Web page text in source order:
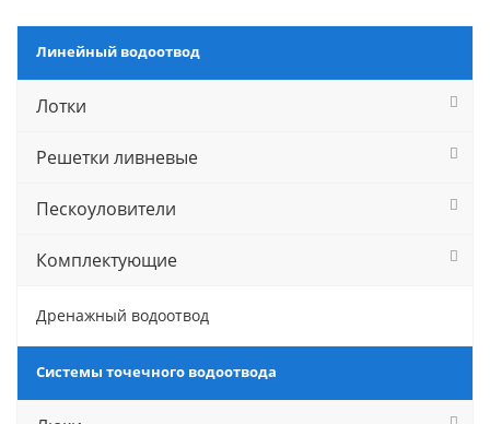
Линейный водоотвод
Лотки
Решетки ливневые
Пескоуловители
Комплектующие
Дренажный водоотвод
Системы точечного водоотвода